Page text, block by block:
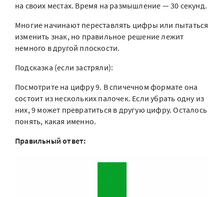
на своих местах. Время на размышление — 30 секунд.
Многие начинают переставлять цифры или пытаться
изменить знак, но правильное решение лежит
немного в другой плоскости.
Подсказка (если застряли):
Посмотрите на цифру 9. В спичечном формате она
состоит из нескольких палочек. Если убрать одну из
них, 9 может превратиться в другую цифру. Осталось
понять, какая именно.
Правильный ответ: